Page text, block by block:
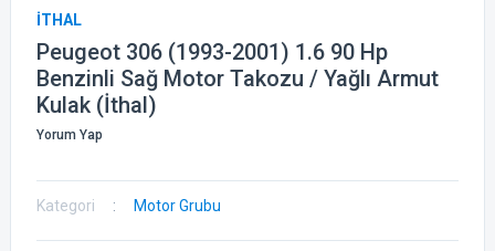
İTHAL
Peugeot 306 (1993-2001) 1.6 90 Hp
Benzinli Sağ Motor Takozu / Yağlı Armut
Kulak (İthal)
Yorum Yap
Kategori Motor Grubu